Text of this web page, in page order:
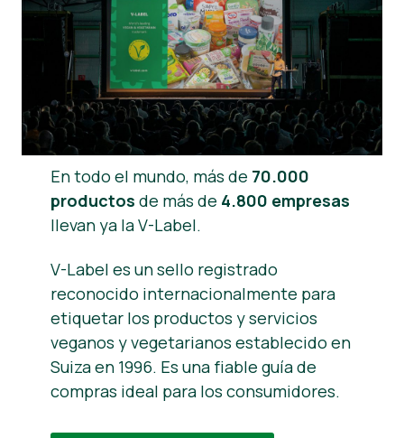
Noticias
Prensa
En todo el mundo, más de 70.000
productos de más de 4.800 empresas
llevan ya la V-Label.
V-Label es un sello registrado
reconocido internacionalmente para
etiquetar los productos y servicios
veganos y vegetarianos establecido en
Suiza en 1996. Es una fiable guía de
compras ideal para los consumidores.